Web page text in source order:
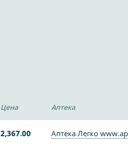
Цена Аптека
2,367.00 Аптека Легко